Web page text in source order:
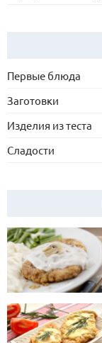
Первые блюда
Заготовки
Изделия из теста
Сладости